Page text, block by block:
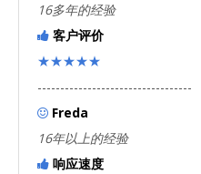
16多年的经验
 客户评价
★★★★★
----------------------------------
 Freda
16年以上的经验
 响应速度